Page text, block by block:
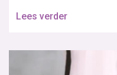
Lees verder